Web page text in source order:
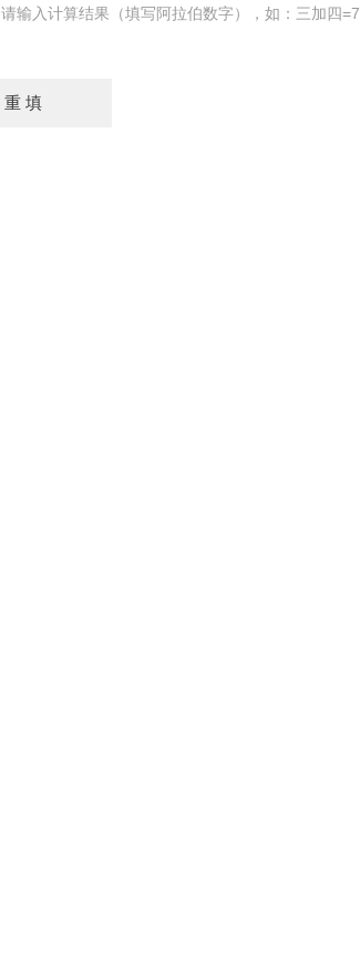
请输入计算结果（填写阿拉伯数字），如：三加四=7